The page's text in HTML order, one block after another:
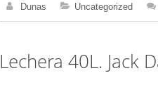
Dunas Uncategorized
Lechera 40L. Jack